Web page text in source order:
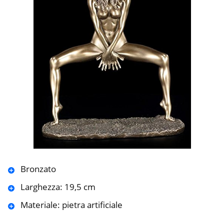
Bronzato
Larghezza: 19,5 cm
Materiale: pietra artificiale